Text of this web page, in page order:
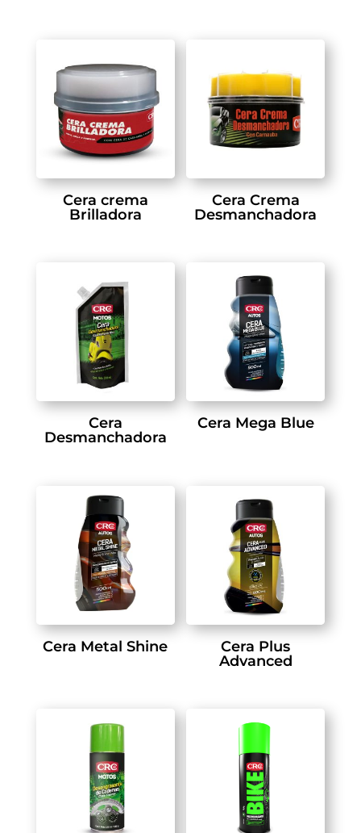
Cera crema
Brilladora
Cera Crema
Desmanchadora
Cera
Desmanchadora
Cera Mega Blue
Cera Metal Shine
Cera Plus
Advanced